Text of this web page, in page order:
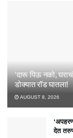
‘दारू पिऊ नको,
डोक्यात रॉड घातला!
AUGUST 8, 2026
देत